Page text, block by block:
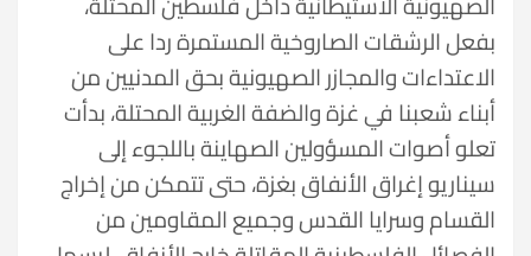
بفعل الرشقات الصاروخية المستمرة ردا على
الاعتداءات والمجازر الصهيونية بحق المدنيين من
أبناء شعبنا في غزة والضفة الغربية المحتلة، بدأت
تعلو أصوات المسؤولين الصهاينة باللجوء إلى
سيناريو إغراق الأنفاق بغزة، حتى تتمكن من إخراج
القسام وسرايا القدس وجميع المقاومين من